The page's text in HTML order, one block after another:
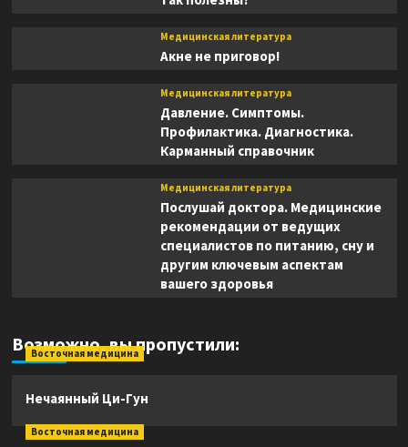
Медицинская литература
Акне не приговор!
Медицинская литература
Давление. Симптомы.
Профилактика. Диагностика.
Карманный справочник
Медицинская литература
Послушай доктора. Медицинские
рекомендации от ведущих
специалистов по питанию, сну и
другим ключевым аспектам
вашего здоровья
Возможно, вы пропустили:
Восточная медицина
Нечаянный Ци-Гун
Восточная медицина